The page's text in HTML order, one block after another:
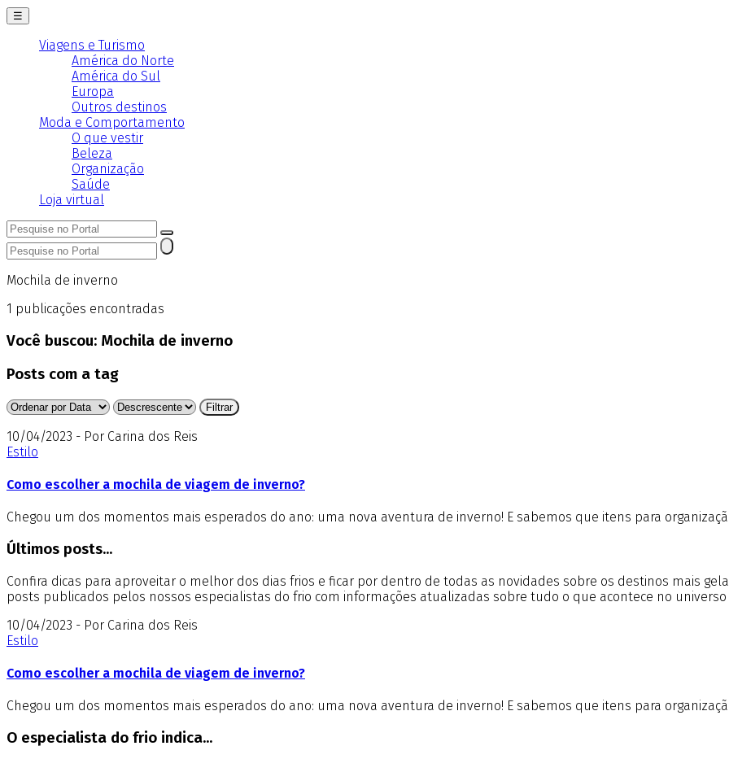
☰
Viagens e Turismo
América do Norte
América do Sul
Europa
Outros destinos
Moda e Comportamento
O que vestir
Beleza
Organização
Saúde
Loja virtual
Mochila de inverno
1 publicações encontradas
Você buscou: Mochila de inverno
Posts com a tag
10/04/2023 - Por Carina dos Reis
Estilo
Como escolher a mochila de viagem de inverno?
Chegou um dos momentos mais esperados do ano: uma nova aventura de inverno! E sabemos que itens para
Últimos posts...
Confira dicas para aproveitar o melhor dos dias frios e ficar por dentro de todas as novidades sobre os destinos mais
posts publicados pelos nossos especialistas do frio com informações atualizadas sobre tudo o que acontece no
10/04/2023 - Por Carina dos Reis
Estilo
Como escolher a mochila de viagem de inverno?
Chegou um dos momentos mais esperados do ano: uma nova aventura de inverno! E sabemos que itens para
O especialista do frio indica...